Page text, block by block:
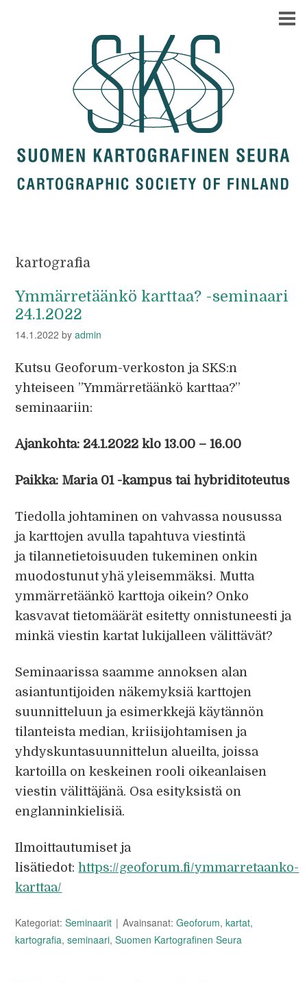
kartografia
Ymmärretäänkö karttaa? -seminaari
24.1.2022
14.1.2022 byadmin
Kutsu Geoforum-verkoston ja SKS:n
yhteiseen ”Ymmärretäänkö karttaa?”
seminaariin:
Ajankohta: 24.1.2022 klo 13.00 – 16.00
Paikka: Maria 01 -kampus tai hybriditoteutus
Tiedolla johtaminen on vahvassa nousussa
ja karttojen avulla tapahtuva viestintä
ja tilannetietoisuuden tukeminen onkin
muodostunut yhä yleisemmäksi. Mutta
ymmärretäänkö karttoja oikein? Onko
kasvavat tietomäärät esitetty onnistuneesti ja
minkä viestin kartat lukijalleen välittävät?
Seminaarissa saamme annoksen alan
asiantuntijoiden näkemyksiä karttojen
suunnitteluun ja esimerkkejä käytännön
tilanteista median, kriisijohtamisen ja
yhdyskuntasuunnittelun alueilta, joissa
kartoilla on keskeinen rooli oikeanlaisen
viestin välittäjänä. Osa esityksistä on
englanninkielisiä.
Ilmoittautumiset ja
lisätiedot:https://geoforum.fi/ymmarretaanko-
karttaa/
Kategoriat:Seminaarit Avainsanat:Geoforum,kartat,
kartografia,seminaari,Suomen Kartografinen Seura